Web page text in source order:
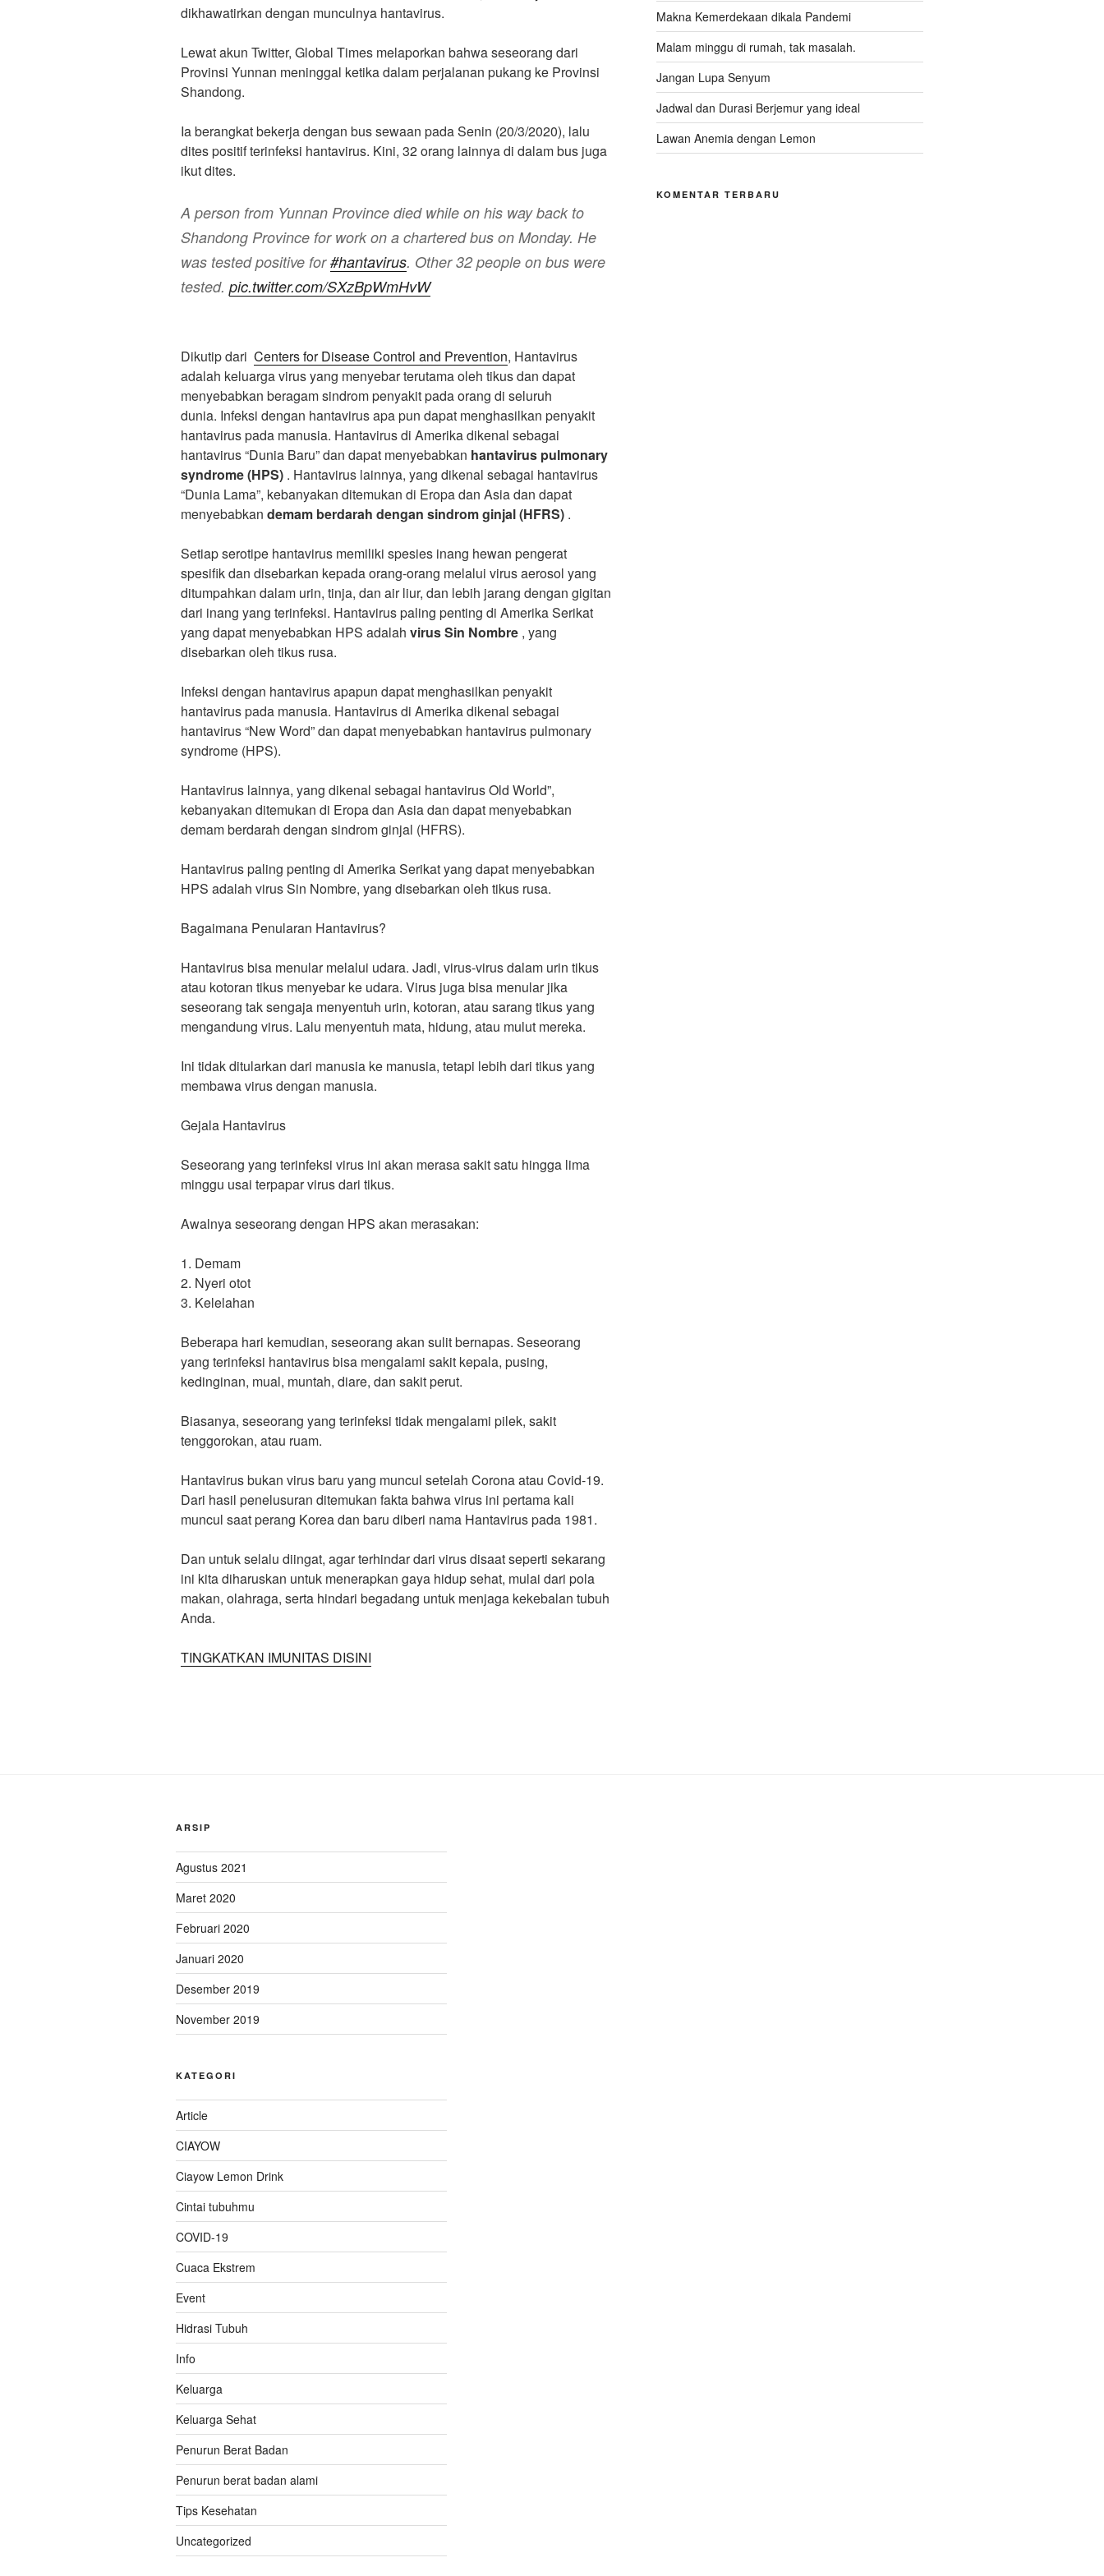
dikhawatirkan dengan munculnya hantavirus.
Lewat akun Twitter, Global Times melaporkan bahwa seseorang dari
Provinsi Yunnan meninggal ketika dalam perjalanan pukang ke Provinsi
Shandong.
Ia berangkat bekerja dengan bus sewaan pada Senin (20/3/2020), lalu
dites positif terinfeksi hantavirus. Kini, 32 orang lainnya di dalam bus juga
ikut dites.
A person from Yunnan Province died while on his way back to
Shandong Province for work on a chartered bus on Monday. He
was tested positive for#hantavirus. Other 32 people on bus were
tested. pic.twitter.com/SXzBpWmHvW
Dikutip dari Centers for Disease Control and Prevention, Hantavirus
adalah keluarga virus yang menyebar terutama oleh tikus dan dapat
menyebabkan beragam sindrom penyakit pada orang di seluruh
dunia. Infeksi dengan hantavirus apa pun dapat menghasilkan penyakit
hantavirus pada manusia. Hantavirus di Amerika dikenal sebagai
hantavirus “Dunia Baru” dan dapat menyebabkan hantavirus pulmonary
syndrome (HPS) . Hantavirus lainnya, yang dikenal sebagai hantavirus
“Dunia Lama”, kebanyakan ditemukan di Eropa dan Asia dan dapat
menyebabkan demam berdarah dengan sindrom ginjal (HFRS) .
Setiap serotipe hantavirus memiliki spesies inang hewan pengerat
spesifik dan disebarkan kepada orang-orang melalui virus aerosol yang
ditumpahkan dalam urin, tinja, dan air liur, dan lebih jarang dengan gigitan
dari inang yang terinfeksi. Hantavirus paling penting di Amerika Serikat
yang dapat menyebabkan HPS adalah virus Sin Nombre , yang
disebarkan oleh tikus rusa.
Infeksi dengan hantavirus apapun dapat menghasilkan penyakit
hantavirus pada manusia. Hantavirus di Amerika dikenal sebagai
hantavirus “New Word” dan dapat menyebabkan hantavirus pulmonary
syndrome (HPS).
Hantavirus lainnya, yang dikenal sebagai hantavirus Old World”,
kebanyakan ditemukan di Eropa dan Asia dan dapat menyebabkan
demam berdarah dengan sindrom ginjal (HFRS).
Hantavirus paling penting di Amerika Serikat yang dapat menyebabkan
HPS adalah virus Sin Nombre, yang disebarkan oleh tikus rusa.
Bagaimana Penularan Hantavirus?
Hantavirus bisa menular melalui udara. Jadi, virus-virus dalam urin tikus
atau kotoran tikus menyebar ke udara. Virus juga bisa menular jika
seseorang tak sengaja menyentuh urin, kotoran, atau sarang tikus yang
mengandung virus. Lalu menyentuh mata, hidung, atau mulut mereka.
Ini tidak ditularkan dari manusia ke manusia, tetapi lebih dari tikus yang
membawa virus dengan manusia.
Gejala Hantavirus
Seseorang yang terinfeksi virus ini akan merasa sakit satu hingga lima
minggu usai terpapar virus dari tikus.
Awalnya seseorang dengan HPS akan merasakan:
1. Demam
2. Nyeri otot
3. Kelelahan
Beberapa hari kemudian, seseorang akan sulit bernapas. Seseorang
yang terinfeksi hantavirus bisa mengalami sakit kepala, pusing,
kedinginan, mual, muntah, diare, dan sakit perut.
Biasanya, seseorang yang terinfeksi tidak mengalami pilek, sakit
tenggorokan, atau ruam.
Hantavirus bukan virus baru yang muncul setelah Corona atau Covid-19.
Dari hasil penelusuran ditemukan fakta bahwa virus ini pertama kali
muncul saat perang Korea dan baru diberi nama Hantavirus pada 1981.
Dan untuk selalu diingat, agar terhindar dari virus disaat seperti sekarang
ini kita diharuskan untuk menerapkan gaya hidup sehat, mulai dari pola
makan, olahraga, serta hindari begadang untuk menjaga kekebalan tubuh
Anda.
TINGKATKAN IMUNITAS DISINI
Makna Kemerdekaan dikala Pandemi
Malam minggu di rumah, tak masalah.
Jangan Lupa Senyum
Jadwal dan Durasi Berjemur yang ideal
Lawan Anemia dengan Lemon
KOMENTAR TERBARU
ARSIP
Agustus 2021
Maret 2020
Februari 2020
Januari 2020
Desember 2019
November 2019
KATEGORI
Article
CIAYOW
Ciayow Lemon Drink
Cintai tubuhmu
COVID-19
Cuaca Ekstrem
Event
Hidrasi Tubuh
Info
Keluarga
Keluarga Sehat
Penurun Berat Badan
Penurun berat badan alami
Tips Kesehatan
Uncategorized